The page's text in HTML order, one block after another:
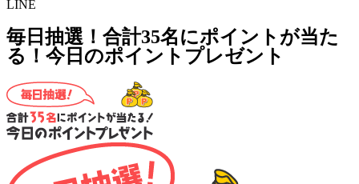
LINE
毎日抽選！合計35名にポイントが当た
る！今日のポイントプレゼント